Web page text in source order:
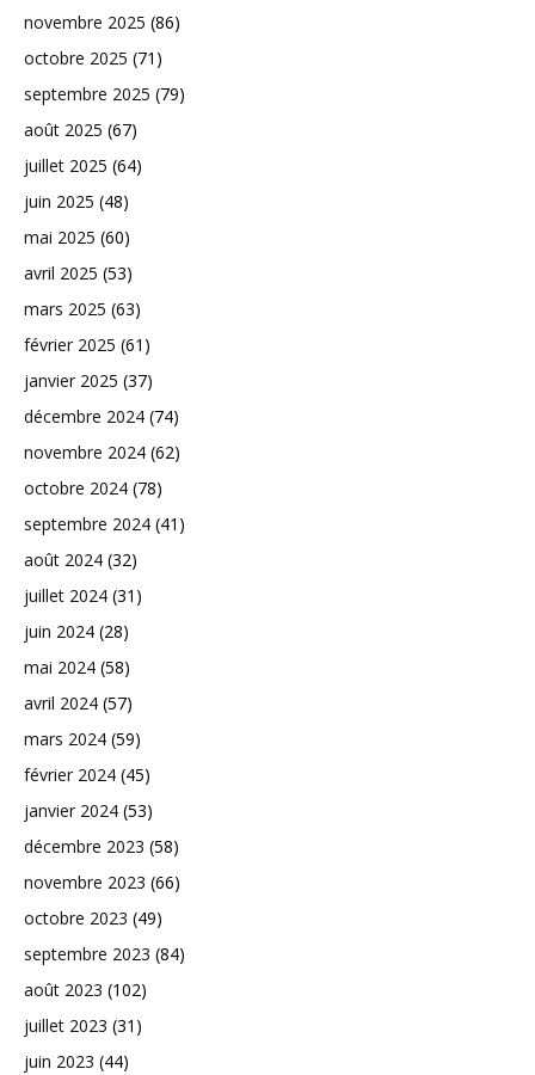
novembre 2025 (86)
octobre 2025 (71)
septembre 2025 (79)
août 2025 (67)
juillet 2025 (64)
juin 2025 (48)
mai 2025 (60)
avril 2025 (53)
mars 2025 (63)
février 2025 (61)
janvier 2025 (37)
décembre 2024 (74)
novembre 2024 (62)
octobre 2024 (78)
septembre 2024 (41)
août 2024 (32)
juillet 2024 (31)
juin 2024 (28)
mai 2024 (58)
avril 2024 (57)
mars 2024 (59)
février 2024 (45)
janvier 2024 (53)
décembre 2023 (58)
novembre 2023 (66)
octobre 2023 (49)
septembre 2023 (84)
août 2023 (102)
juillet 2023 (31)
juin 2023 (44)